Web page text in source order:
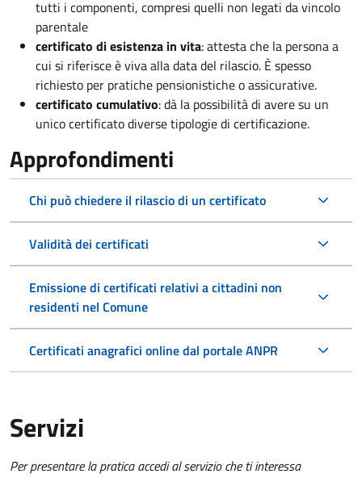
tutti i componenti, compresi quelli non legati da vincolo
parentale
certificato di esistenza in vita: attesta che la persona a
cui si riferisce è viva alla data del rilascio. È spesso
richiesto per pratiche pensionistiche o assicurative.
certificato cumulativo: dà la possibilità di avere su un
unico certificato diverse tipologie di certificazione.
Approfondimenti
Chi può chiedere il rilascio di un certificato
Validità dei certificati
Emissione di certificati relativi a cittadini non
residenti nel Comune
Certificati anagrafici online dal portale ANPR
Servizi
Per presentare la pratica accedi al servizio che ti interessa